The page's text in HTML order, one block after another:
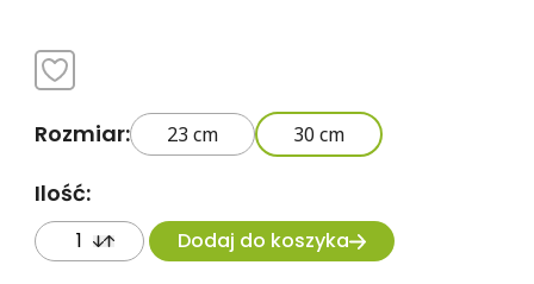
Rozmiar: 23 cm 30 cm
Ilość:
Dodaj do koszyka